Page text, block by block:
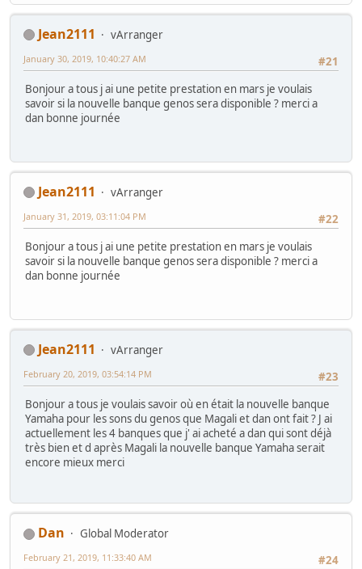
Jean2111
vArranger
#21
January 30, 2019, 10:40:27 AM
Bonjour a tous j ai une petite prestation en mars je voulais
savoir si la nouvelle banque genos sera disponible ? merci a
dan bonne journée
Jean2111
vArranger
#22
January 31, 2019, 03:11:04 PM
Bonjour a tous j ai une petite prestation en mars je voulais
savoir si la nouvelle banque genos sera disponible ? merci a
dan bonne journée
Jean2111
vArranger
#23
February 20, 2019, 03:54:14 PM
Bonjour a tous je voulais savoir où en était la nouvelle banque
Yamaha pour les sons du genos que Magali et dan ont fait ? J ai
actuellement les 4 banques que j' ai acheté a dan qui sont déjà
très bien et d après Magali la nouvelle banque Yamaha serait
encore mieux merci
Dan
Global Moderator
#24
February 21, 2019, 11:33:40 AM